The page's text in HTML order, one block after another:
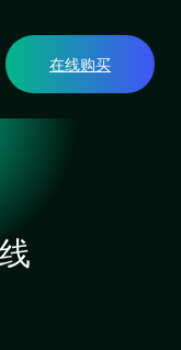
在线购买